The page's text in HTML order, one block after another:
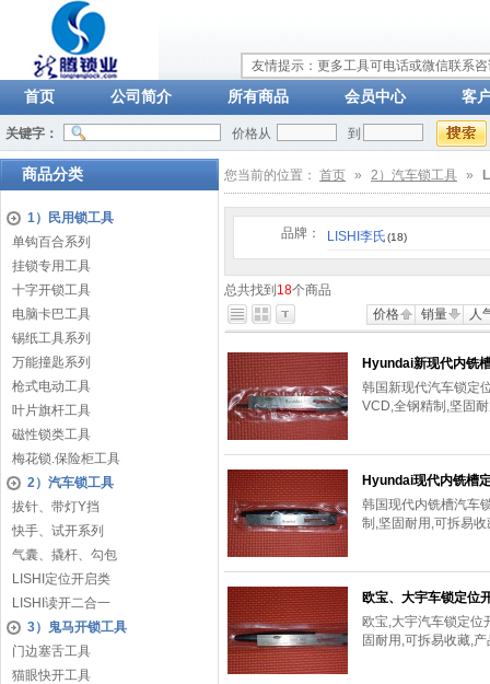
友情提示：更多工具可电话或微信联系
首页 公司简介 所有商品 会员中心 客
关键字： 价格从 到
商品分类
1）民用锁工具
单钩百合系列
挂锁专用工具
十字开锁工具
电脑卡巴工具
锡纸工具系列
万能撞匙系列
枪式电动工具
叶片旗杆工具
磁性锁类工具
梅花锁.保险柜工具
2）汽车锁工具
拔针、带灯Y挡
快手、试开系列
气囊、撬杆、勾包
LISHI定位开启类
LISHI读开二合一
3）鬼马开锁工具
门边塞舌工具
猫眼快开工具
您当前的位置： 首页 » 2）汽车锁工具 »
品牌： LISHI李氏(18)
总共找到 18个商品
价格
销量 人
Hyundai新现代内铣
韩国新现代汽车锁定
VCD,全钢精制,坚固
Hyundai现代内铣槽
韩国现代内铣槽汽车
制,坚固耐用,可拆易
欧宝、大宇车锁定位
欧宝,大宇汽车锁定位
固耐用,可拆易收藏,